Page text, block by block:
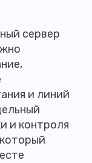
сервер
и линий
и контроля